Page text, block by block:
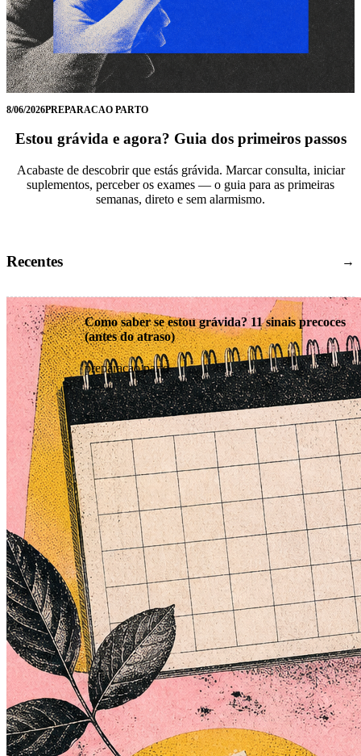
8/06/2026PREPARACAO PARTO
Estou grávida e agora? Guia dos primeiros passos
Acabaste de descobrir que estás grávida. Marcar consulta, iniciar
suplementos, perceber os exames — o guia para as primeiras
semanas, direto e sem alarmismo.
Recentes →
Como saber se estou grávida? 11 sinais precoces
(antes do atraso)
preparacao parto